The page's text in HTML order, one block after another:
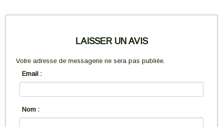
LAISSER UN AVIS
Votre adresse de messagerie ne sera pas publiée.
Email :
Nom :